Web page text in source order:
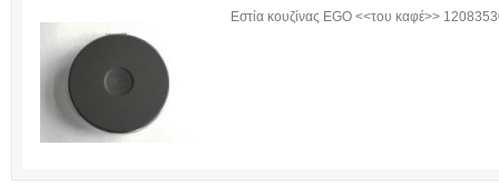
Εστία κουζίνας EGO <<του καφέ>>